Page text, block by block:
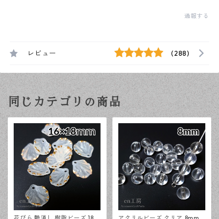
通報する
レビュー (288)
同じカテゴリの商品